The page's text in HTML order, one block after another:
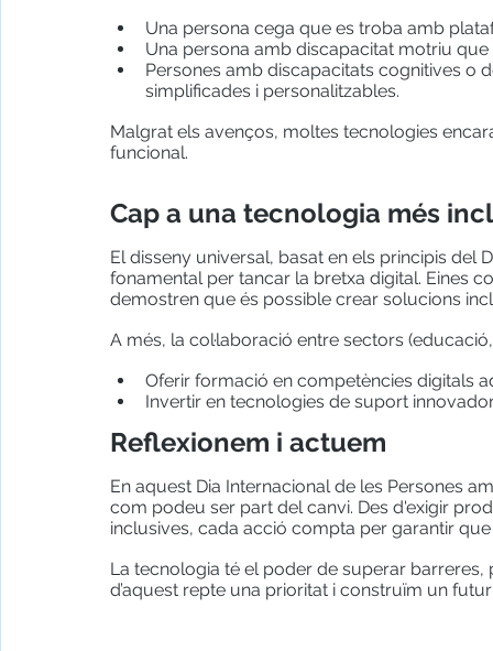
Una persona cega que es troba amb
Una persona amb discapacitat motriu
Persones amb discapacitats cognitives o
simplificades i personalitzables.
Malgrat els avenços, moltes tecnologies
funcional.
Cap a una tecnologia més
El disseny universal, basat en els principis del
fonamental per tancar la bretxa digital. Eines
demostren que és possible crear solucions
A més, la col·laboració entre sectors
Oferir formació en competències digitals
Invertir en tecnologies de suport
Reflexionem i actuem
En aquest Dia Internacional de les Persones
com podeu ser part del canvi. Des d'exigir
inclusives, cada acció compta per garantir
La tecnologia té el poder de superar
d’aquest repte una prioritat i construïm un